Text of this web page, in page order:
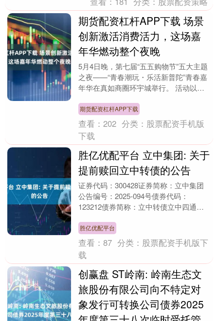
期货配资杠杆APP下载 场景
创新激活消费活力，这场嘉
年华燃动整个夜晚
5月4日晚，第七届“五五购物节”五大主题
之夜——“青春潮玩・乐活新普陀”青春嘉
年华在真如商圈环宇城举行。 活动以五
统文艺演....
期货配资杠杆APP下载
查看：202 分类： 股票配资手机版
下载
胜亿优配平台 立中集团: 关于
提前赎回立中转债的公告
证券代码：300428证券简称：立中集团
公告编号：2025-094号债券代码：
123212债券简称：立中转债立中四通轻
中转债....
胜亿优配平台
查看：87 分类： 股票配资手机版下
载
创赢盘 ST岭南: 岭南生态文
旅股份有限公司向不特定对
象发行可转换公司债券2025